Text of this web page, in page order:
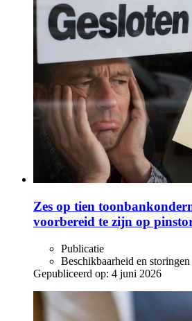
Zes op tien
voorbereid te zijn op
Publicatie
Beschikbaarheid en storingen
Gepubliceerd op: 4 juni 2026